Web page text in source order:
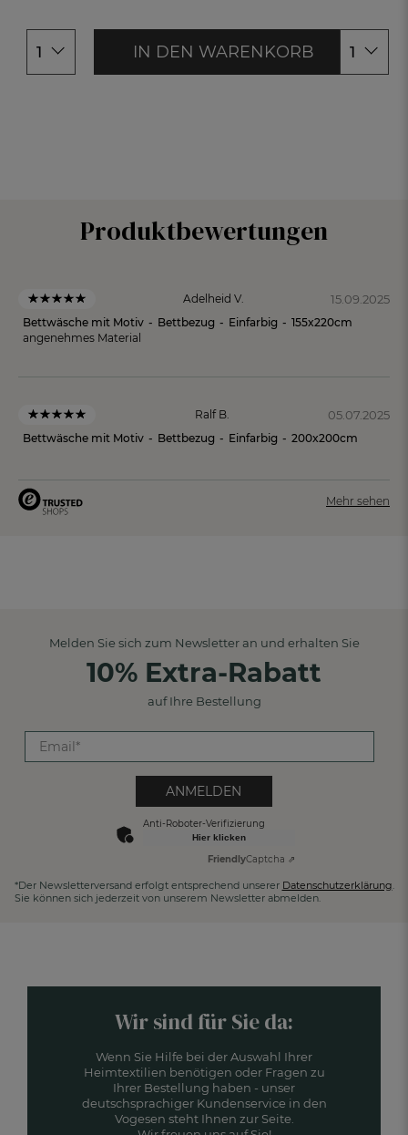
1 IN DEN WARENKORB 1
Produktbewertungen
Adelheid V. 15.09.2025
Bettwäsche mit Motiv - Bettbezug - Einfarbig - 155x220cm
angenehmes Material
Ralf B. 05.07.2025
Bettwäsche mit Motiv - Bettbezug - Einfarbig - 200x200cm
Mehr sehen
Melden Sie sich zum Newsletter an und erhalten Sie
10% Extra-Rabatt
auf Ihre Bestellung
ANMELDEN
Anti-Roboter-Verifizierung
Hier klicken
FriendlyCaptcha ⇗
*Der Newsletterversand erfolgt entsprechend unserer Datenschutzerklärung.
Sie können sich jederzeit von unserem Newsletter abmelden.
Wir sind für Sie da:
Wenn Sie Hilfe bei der Auswahl Ihrer
Heimtextilien benötigen oder Fragen zu
Ihrer Bestellung haben - unser
deutschsprachiger Kundenservice in den
Vogesen steht Ihnen zur Seite.